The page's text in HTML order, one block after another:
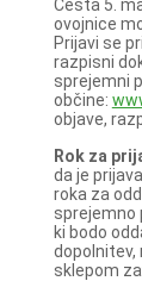
Cesta 5.
ovojnice
Prijavi se
razpisni
sprejemni
občine:
objave,
Rok za
da je
roka za
sprejemno
ki bodo
dopolnitev,
sklepom